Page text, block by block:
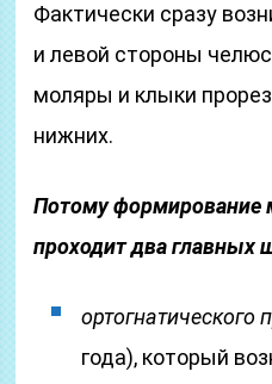
Фактически сразу
и левой стороны
моляры и клыки
нижних.
Потому формирование
проходит два главных
ортогнатического
года), который